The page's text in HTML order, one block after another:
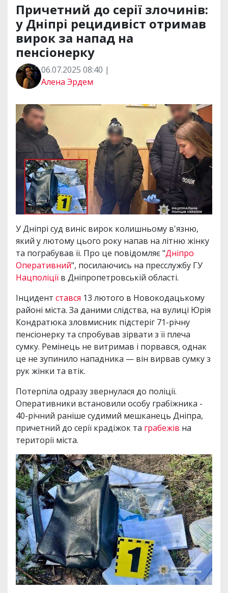
Причетний до серії злочинів:
у Дніпрі рецидивіст отримав
вирок за напад на
пенсіонерку
06.07.2025 08:40 |
Алена Эрдем
У Дніпрі суд виніс вирок колишньому в'язню,
який у лютому цього року напав на літню жінку
та пограбував її. Про це повідомляє "Дніпро
Оперативний", посилаючись на пресслужбу ГУ
Нацполіції в Дніпропетровській області.
Інцидент стався 13 лютого в Новокодацькому
районі міста. За даними слідства, на вулиці Юрія
Кондратюка зловмисник підстеріг 71-річну
пенсіонерку та спробував зірвати з її плеча
сумку. Ремінець не витримав і порвався, однак
це не зупинило нападника — він вирвав сумку з
рук жінки та втік.
Потерпіла одразу звернулася до поліції.
Оперативники встановили особу грабіжника -
40-річний раніше судимий мешканець Дніпра,
причетний до серії крадіжок та грабежів на
території міста.